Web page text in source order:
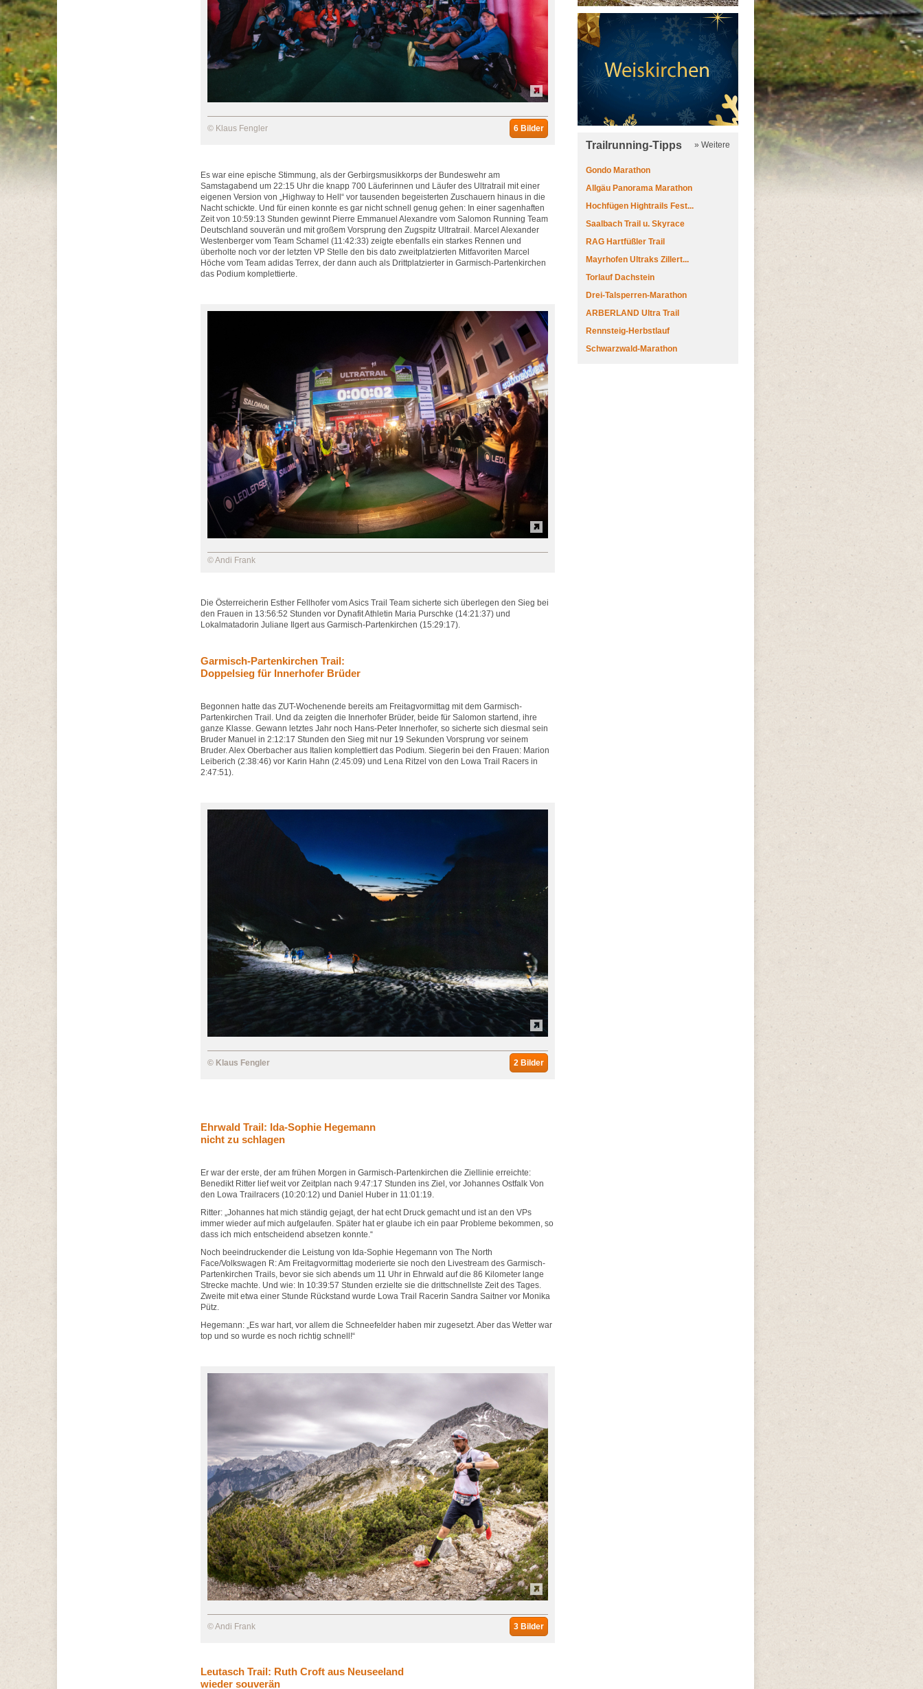
© Klaus Fengler 6 Bilder
Es war eine epische Stimmung, als der Gerbirgsmusikkorps der Bundeswehr am
Samstagabend um 22:15 Uhr die knapp 700 Läuferinnen und Läufer des Ultratrail mit einer
eigenen Version von „Highway to Hell“ vor tausenden begeisterten Zuschauern hinaus in die
Nacht schickte. Und für einen konnte es gar nicht schnell genug gehen: In einer sagenhaften
Zeit von 10:59:13 Stunden gewinnt Pierre Emmanuel Alexandre vom Salomon Running Team
Deutschland souverän und mit großem Vorsprung den Zugspitz Ultratrail. Marcel Alexander
Westenberger vom Team Schamel (11:42:33) zeigte ebenfalls ein starkes Rennen und
überholte noch vor der letzten VP Stelle den bis dato zweitplatzierten Mitfavoriten Marcel
Höche vom Team adidas Terrex, der dann auch als Drittplatzierter in Garmisch-Partenkirchen
das Podium komplettierte.
© Andi Frank
Die Österreicherin Esther Fellhofer vom Asics Trail Team sicherte sich überlegen den Sieg bei
den Frauen in 13:56:52 Stunden vor Dynafit Athletin Maria Purschke (14:21:37) und
Lokalmatadorin Juliane Ilgert aus Garmisch-Partenkirchen (15:29:17).
Garmisch-Partenkirchen Trail:
Doppelsieg für Innerhofer Brüder
Begonnen hatte das ZUT-Wochenende bereits am Freitagvormittag mit dem Garmisch-
Partenkirchen Trail. Und da zeigten die Innerhofer Brüder, beide für Salomon startend, ihre
ganze Klasse. Gewann letztes Jahr noch Hans-Peter Innerhofer, so sicherte sich diesmal sein
Bruder Manuel in 2:12:17 Stunden den Sieg mit nur 19 Sekunden Vorsprung vor seinem
Bruder. Alex Oberbacher aus Italien komplettiert das Podium. Siegerin bei den Frauen: Marion
Leiberich (2:38:46) vor Karin Hahn (2:45:09) und Lena Ritzel von den Lowa Trail Racers in
2:47:51).
© Klaus Fengler 2 Bilder
Ehrwald Trail: Ida-Sophie Hegemann
nicht zu schlagen
Er war der erste, der am frühen Morgen in Garmisch-Partenkirchen die Ziellinie erreichte:
Benedikt Ritter lief weit vor Zeitplan nach 9:47:17 Stunden ins Ziel, vor Johannes Ostfalk Von
den Lowa Trailracers (10:20:12) und Daniel Huber in 11:01:19.
Ritter: „Johannes hat mich ständig gejagt, der hat echt Druck gemacht und ist an den VPs
immer wieder auf mich aufgelaufen. Später hat er glaube ich ein paar Probleme bekommen, so
dass ich mich entscheidend absetzen konnte.“
Noch beeindruckender die Leistung von Ida-Sophie Hegemann von The North
Face/Volkswagen R: Am Freitagvormittag moderierte sie noch den Livestream des Garmisch-
Partenkirchen Trails, bevor sie sich abends um 11 Uhr in Ehrwald auf die 86 Kilometer lange
Strecke machte. Und wie: In 10:39:57 Stunden erzielte sie die drittschnellste Zeit des Tages.
Zweite mit etwa einer Stunde Rückstand wurde Lowa Trail Racerin Sandra Saitner vor Monika
Pütz.
Hegemann: „Es war hart, vor allem die Schneefelder haben mir zugesetzt. Aber das Wetter war
top und so wurde es noch richtig schnell!“
© Andi Frank 3 Bilder
Leutasch Trail: Ruth Croft aus Neuseeland
wieder souverän
Trailrunning-Tipps » Weitere
Gondo Marathon
Allgäu Panorama Marathon
Hochfügen Hightrails Fest...
Saalbach Trail u. Skyrace
RAG Hartfüßler Trail
Mayrhofen Ultraks Zillert...
Torlauf Dachstein
Drei-Talsperren-Marathon
ARBERLAND Ultra Trail
Rennsteig-Herbstlauf
Schwarzwald-Marathon